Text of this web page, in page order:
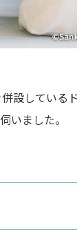
設している
いました。